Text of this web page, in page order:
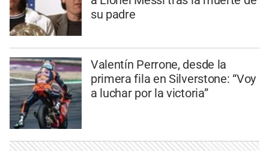
su padre
Valentín Perrone, desde la
primera fila en Silverstone: “Voy
a luchar por la victoria”